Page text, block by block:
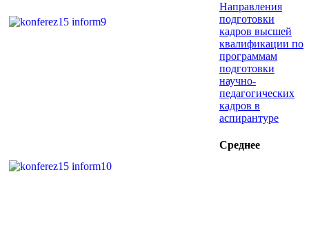
Направления
подготовки
кадров высшей
квалификации по
программам
подготовки
научно-
педагогических
кадров в
аспирантуре
Среднее